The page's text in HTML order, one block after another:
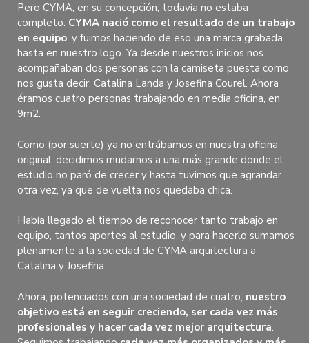
Pero CYMA, en su concepción, todavía no estaba
completo. CYMA nació como el resultado de un trabajo
en equipo, y fuimos haciendo de eso una marca grabada
hasta en nuestro logo. Ya desde nuestros inicios nos
acompañaban dos personas con la camiseta puesta como
nos gusta decir: Catalina Landa y Josefina Courel. Ahora
éramos cuatro personas trabajando en media oficina, en
9m2.
Como (por suerte) ya no entrábamos en nuestra oficina
original, decidimos mudarnos a una más grande donde el
estudio no paró de crecer y hasta tuvimos que agrandar
otra vez, ya que de vuelta nos quedaba chica.
Había llegado el tiempo de reconocer tanto trabajo en
equipo, tantos aportes al estudio, y para hacerlo sumamos
plenamente a la sociedad de CYMA arquitectura a
Catalina y Josefina.
Ahora, potenciados con una sociedad de cuatro, nuestro
objetivo está en seguir creciendo, ser cada vez más
profesionales y hacer cada vez mejor arquitectura.